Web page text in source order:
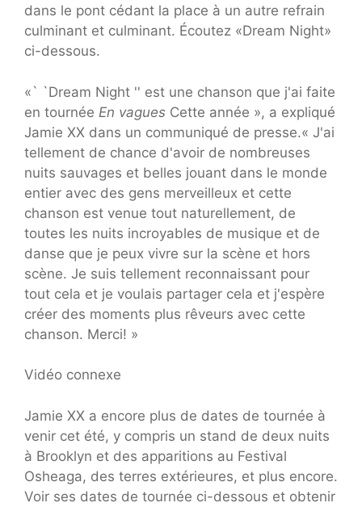
dans le pont cédant la place à un autre refrain
culminant et culminant. Écoutez «Dream Night»
ci-dessous.
«` `Dream Night '' est une chanson que j'ai faite
en tournée En vagues Cette année », a expliqué
Jamie XX dans un communiqué de presse.« J'ai
tellement de chance d'avoir de nombreuses
nuits sauvages et belles jouant dans le monde
entier avec des gens merveilleux et cette
chanson est venue tout naturellement, de
toutes les nuits incroyables de musique et de
danse que je peux vivre sur la scène et hors
scène. Je suis tellement reconnaissant pour
tout cela et je voulais partager cela et j'espère
créer des moments plus rêveurs avec cette
chanson. Merci! »
Vidéo connexe
Jamie XX a encore plus de dates de tournée à
venir cet été, y compris un stand de deux nuits
à Brooklyn et des apparitions au Festival
Osheaga, des terres extérieures, et plus encore.
Voir ses dates de tournée ci-dessous et obtenir